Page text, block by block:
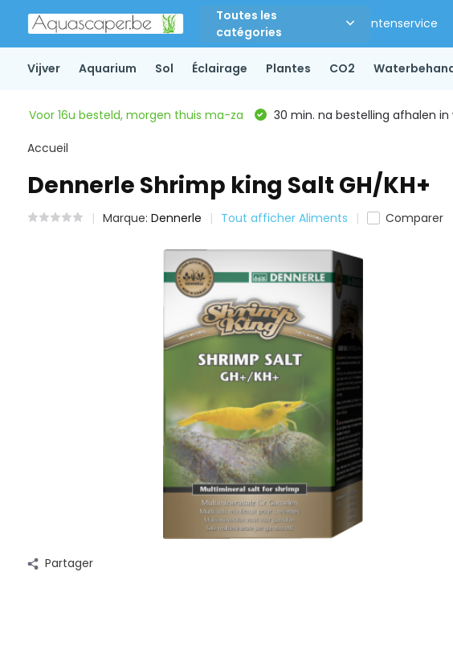
Toutes les
catégories
Klantenservice
Vijver Aquarium Sol Éclairage Plantes CO2
Voor 16u besteld, morgen thuis ma-za 30 min. na bestelling afhalen in
Accueil
Dennerle Shrimp king Salt GH/KH+
Marque: Dennerle Tout afficher Aliments Comparer
Partager